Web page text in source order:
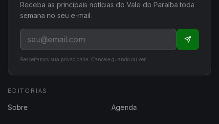
Receba as principais notícias do Vale do Paraíba toda
semana no seu e-mail.
Respeitamos sua privacidade. Cancele quando quiser.
EDITORIAS
Sobre Agenda